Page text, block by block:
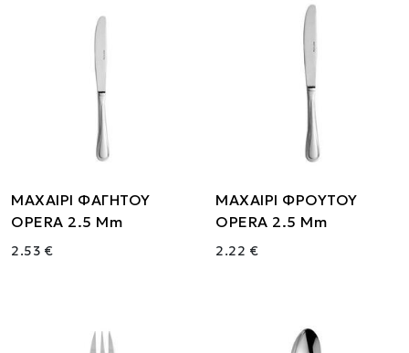
ΜΑΧΑΙΡΙ ΦΑΓΗΤΟΥ
OPERA 2.5 Mm
2.53 €
ΜΑΧΑΙΡΙ ΦΡΟΥΤΟΥ
OPERA 2.5 Mm
2.22 €